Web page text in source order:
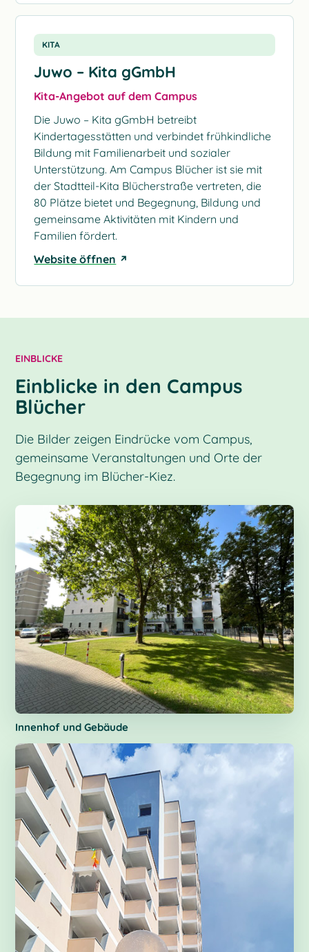
KITA
Juwo – Kita gGmbH
Kita-Angebot auf dem Campus
Die Juwo – Kita gGmbH betreibt
Kindertagesstätten und verbindet frühkindliche
Bildung mit Familienarbeit und sozialer
Unterstützung. Am Campus Blücher ist sie mit
der Stadtteil-Kita Blücherstraße vertreten, die
80 Plätze bietet und Begegnung, Bildung und
gemeinsame Aktivitäten mit Kindern und
Familien fördert.
Website öffnen
EINBLICKE
Einblicke in den Campus
Blücher
Die Bilder zeigen Eindrücke vom Campus,
gemeinsame Veranstaltungen und Orte der
Begegnung im Blücher-Kiez.
Innenhof und Gebäude